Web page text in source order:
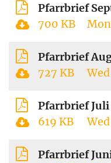
Pfarrbrief
700 KB
Mon
Pfarrbrief
727 KB
Pfarrbrief Juli
619 KB
Pfarrbrief